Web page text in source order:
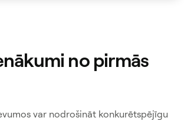
no pirmās
var nodrošināt konkurētspējīgu